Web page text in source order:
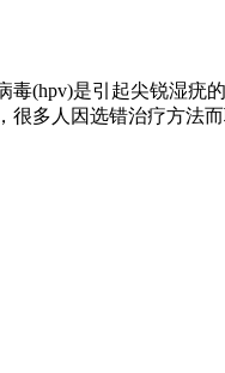
(hpv)是引起尖锐湿
多人因选错治疗方法